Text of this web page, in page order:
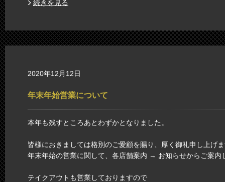
続きを見る
2020年12月12日
年末年始営業について
本年も残すところあとわずかとなりました。
皆様におきましては格別のご愛顧を賜り、厚く御礼申し上げ
年末年始の営業に関して、各店舗案内 → お知らせからご案内
テイクアウトも営業しておりますので